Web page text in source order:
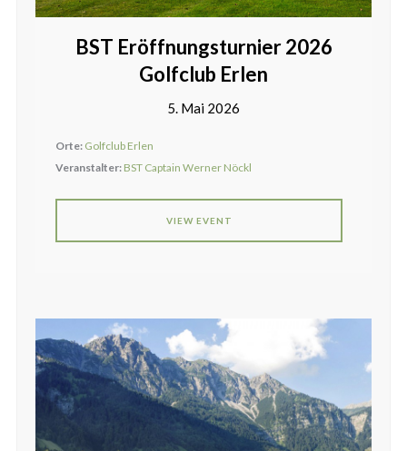
BST Eröffnungsturnier 2026
Golfclub Erlen
5. Mai 2026
Orte: Golfclub Erlen
Veranstalter: BST Captain Werner Nöckl
VIEW EVENT